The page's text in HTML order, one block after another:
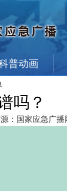
普动画
吗？
： 国家应急广播